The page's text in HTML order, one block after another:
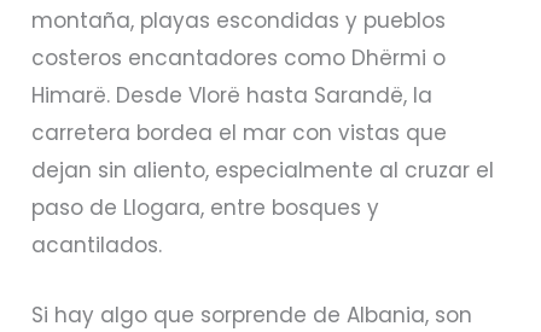
montaña, playas escondidas y pueblos
costeros encantadores como Dhërmi o
Himarë. Desde Vlorë hasta Sarandë, la
carretera bordea el mar con vistas que
dejan sin aliento, especialmente al cruzar el
paso de Llogara, entre bosques y
acantilados.
Si hay algo que sorprende de Albania, son